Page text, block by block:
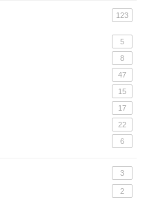
123
5
8
47
15
17
22
6
3
2